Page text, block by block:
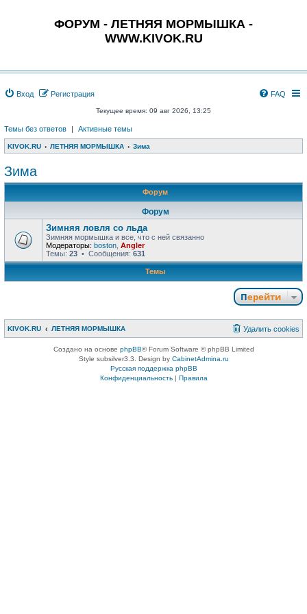
ФОРУМ - ЛЕТНЯЯ МОРМЫШКА -
WWW.KIVOK.RU
Вход Регистрация FAQ
Текущее время: 09 авг 2026, 13:25
Темы без ответов | Активные темы
KIVOK.RU ЛЕТНЯЯ МОРМЫШКА Зима
Зима
Форум
Форум
Зимняя ловля со льда
Зимняя мормышка и все, что с ней связанно
Модераторы: boston Angler
Темы: 23 • Сообщения: 631
Темы
Перейти
KIVOK.RU ЛЕТНЯЯ МОРМЫШКА Удалить cookies
Создано на основе phpBB® Forum Software © phpBB Limited
Style subsilver3.3. Design by CabinetAdmina.ru
Русская поддержка phpBB
Конфиденциальность| Правила